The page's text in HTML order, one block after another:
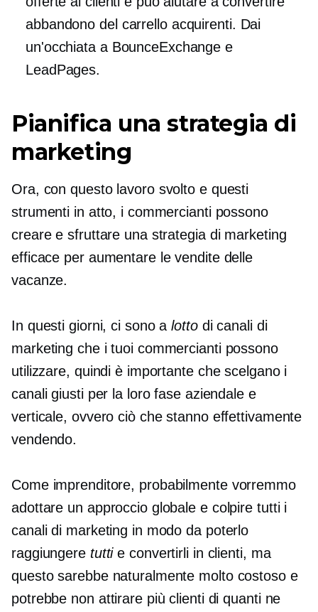
abbandono del carrelloacquirenti. Dai
un'occhiata a BounceExchange e
LeadPages.
Pianifica una strategia di
marketing
Ora, con questo lavoro svolto e questi
strumenti in atto, i commercianti possono
creare e sfruttare una strategia di marketing
efficace per aumentare le vendite delle
vacanze.
In questi giorni, ci sono alottodi canali di
marketing che i tuoi commercianti possono
utilizzare, quindi è importante che scelgano i
canali giusti per la loro fase aziendale e
verticale, ovvero ciò che stanno effettivamente
vendendo.
Come imprenditore, probabilmente vorremmo
adottare un approccio globale e colpire tutti i
canali di marketing in modo da poterlo
raggiungere tuttie convertirli in clienti, ma
questo sarebbe naturalmente molto costoso e
potrebbe non attirare più clienti di quanti ne